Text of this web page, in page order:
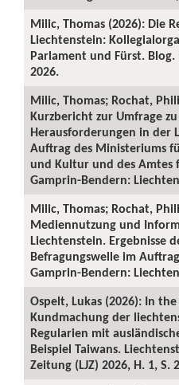
Milic, Thomas (2026): Die
Liechtenstein:
Parlament und Fürst. Blog.
2026.
Milic, Thomas; Rochat,
Kurzbericht zur Umfrage
Herausforderungen in der
Auftrag des Ministeriums
und Kultur und des Amtes
Gamprin-Bendern:
Milic, Thomas; Rochat,
Mediennutzung und
Liechtenstein. Ergebnisse
Befragungswelle im
Gamprin-Bendern:
Ospelt, Lukas (2026): In
Kundmachung der
Regularien mit
Beispiel Taiwans.
Zeitung (LJZ) 2026, H. 1, S.